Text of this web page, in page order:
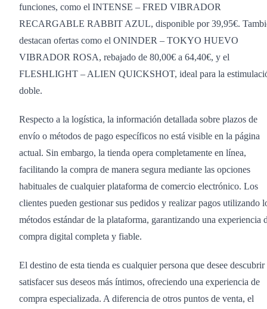
funciones, como el INTENSE – FRED VIBRADOR
RECARGABLE RABBIT AZUL, disponible por 39,95€.
destacan ofertas como el ONINDER – TOKYO HUEVO
VIBRADOR ROSA, rebajado de 80,00€ a 64,40€, y el
FLESHLIGHT – ALIEN QUICKSHOT, ideal para la
doble.
Respecto a la logística, la información detallada sobre plazos de
envío o métodos de pago específicos no está visible en la página
actual. Sin embargo, la tienda opera completamente en línea,
facilitando la compra de manera segura mediante las opciones
habituales de cualquier plataforma de comercio electrónico. Los
clientes pueden gestionar sus pedidos y realizar pagos utilizando
métodos estándar de la plataforma, garantizando una experiencia
compra digital completa y fiable.
El destino de esta tienda es cualquier persona que desee descubrir
satisfacer sus deseos más íntimos, ofreciendo una experiencia de
compra especializada. A diferencia de otros puntos de venta, el